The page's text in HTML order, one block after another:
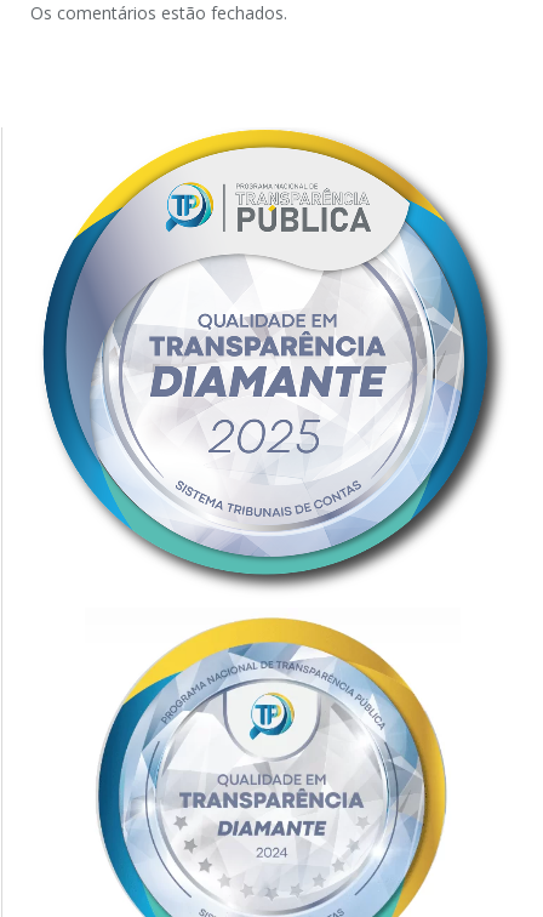
Os comentários estão fechados.